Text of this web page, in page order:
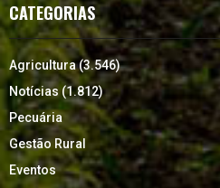
CATEGORIAS
Agricultura(3.546)
Notícias (1.812)
Pecuária
Gestão Rural
Eventos